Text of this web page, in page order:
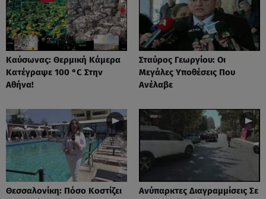
Καύσωνας: Θερμική Κάμερα
Κατέγραψε 100 °C Στην
Αθήνα!
Σταύρος Γεωργίου: Οι
Μεγάλες Υποθέσεις Που
Ανέλαβε
Θεσσαλονίκη: Πόσο Κοστίζει
Ανύπαρκτες Διαγραμμίσεις Σε